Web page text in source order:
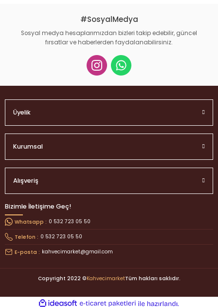
Gönder
#SosyalMedya
Sosyal medya hesaplarımızdan bizleri takip edebilir, güncel
fırsatlar ve haberlerden faydalanabilirsiniz.
Üyelik
Kurumsal
Alışveriş
Bizimle İletişime Geç!
Whatsapp : 0 532 723 05 50
Telefon : 0 532 723 05 50
E-posta : kahvecimarket@gmail.com
Copyright 2022 ©KahvecimarketTüm hakları saklıdır.
ideasoft e-